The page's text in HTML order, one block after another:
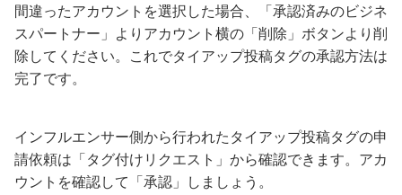
間違ったアカウントを選択した場合、「承認済みのビジネ
スパートナー」よりアカウント横の「削除」ボタンより削
除してください。これでタイアップ投稿タグの承認方法は
完了です。
インフルエンサー側から行われたタイアップ投稿タグの申
請依頼は「タグ付けリクエスト」から確認できます。アカ
ウントを確認して「承認」しましょう。